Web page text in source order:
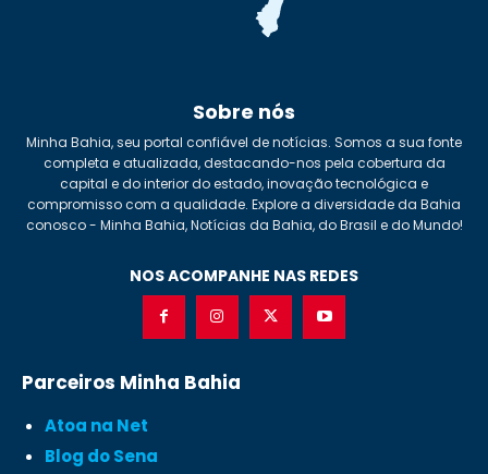
Sobre nós
Minha Bahia, seu portal confiável de notícias. Somos a sua fonte
completa e atualizada, destacando-nos pela cobertura da
capital e do interior do estado, inovação tecnológica e
compromisso com a qualidade. Explore a diversidade da Bahia
conosco - Minha Bahia, Notícias da Bahia, do Brasil e do Mundo!
NOS ACOMPANHE NAS REDES
Parceiros Minha Bahia
Atoa na Net
Blog do Sena